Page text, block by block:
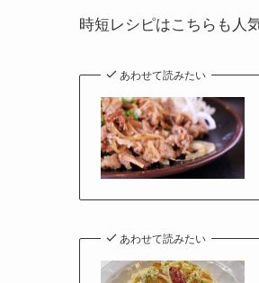
時短レシピはこちらも人気
あわせて読みたい
あわせて読みたい